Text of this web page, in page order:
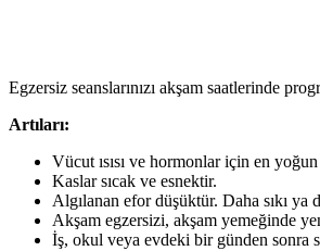
Egzersiz seanslarınızı akşam saatlerinde
Artıları:
Vücut ısısı ve hormonlar için en
Kaslar sıcak ve esnektir.
Algılanan efor düşüktür. Daha sıkı ya
Akşam egzersizi, akşam yemeğinde
İş, okul veya evdeki bir günden sonra